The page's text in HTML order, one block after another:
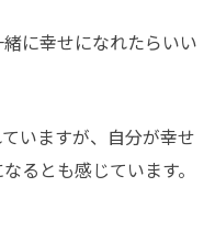
に幸せになれたらいい
いますが、自分が幸せ
るとも感じています。